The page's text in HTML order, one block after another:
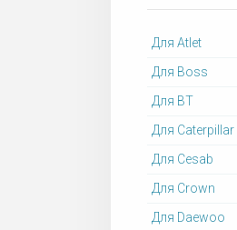
Для Atlet
Для Boss
Для BT
Для Caterpillar
Для Cesab
Для Crown
Для Daewoo